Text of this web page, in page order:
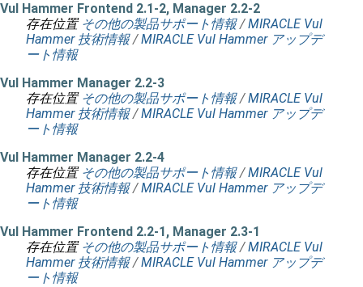
Vul Hammer Frontend 2.1-2, Manager 2.2-2
存在位置 その他の製品サポート情報 /MIRACLE Vul
Hammer 技術情報 /MIRACLE Vul Hammer アップデ
ート情報
Vul Hammer Manager 2.2-3
存在位置 その他の製品サポート情報 /MIRACLE Vul
Hammer 技術情報 /MIRACLE Vul Hammer アップデ
ート情報
Vul Hammer Manager 2.2-4
存在位置 その他の製品サポート情報 /MIRACLE Vul
Hammer 技術情報 /MIRACLE Vul Hammer アップデ
ート情報
Vul Hammer Frontend 2.2-1, Manager 2.3-1
存在位置 その他の製品サポート情報 /MIRACLE Vul
Hammer 技術情報 /MIRACLE Vul Hammer アップデ
ート情報